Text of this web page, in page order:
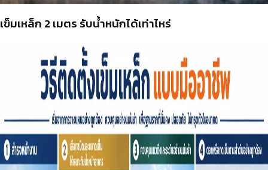
เข็มเหล็ก 2 เมตร รับน้ำหนักได้เท่าไหร่